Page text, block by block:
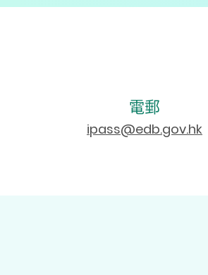
電郵
ipass@edb.gov.hk